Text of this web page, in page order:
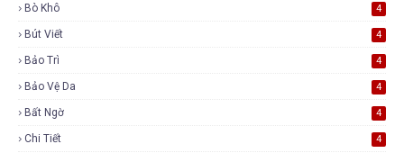
Bò Khô 4
Bút Viết 4
Bảo Trì 4
Bảo Vệ Da 4
Bất Ngờ 4
Chi Tiết 4